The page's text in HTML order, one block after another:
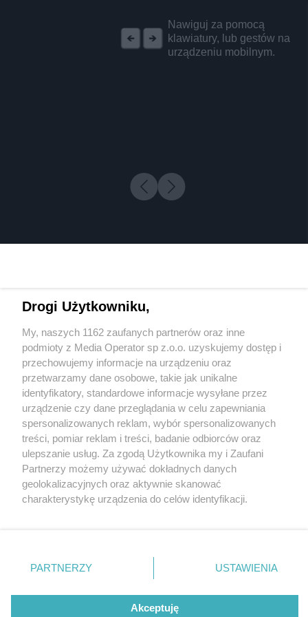
Nawiguj za pomocą
klawiatury, lub gestów na
urządzeniu mobilnym.
4 / 0
Wydawca mediów lokalnych
Nie zapomnij
zapoznać się z:
polityką prywatności
Twojemiasto
Piekary Śląskie
Chorzów
Tarnowskie Góry
Gliwice
Skontakuj sięz nami
Kontakt
Redakcja
Newsletter
Drogi Użytkowniku,
My, naszych 1162 zaufanych partnerów oraz inne
podmioty z Media Operator sp z.o.o. uzyskujemy dostęp i
przechowujemy informacje na urządzeniu oraz
przetwarzamy dane osobowe, takie jak unikalne
identyfikatory, standardowe informacje wysyłane przez
urządzenie czy dane przeglądania w celu zapewniania
spersonalizowanych reklam, wybór spersonalizowanych
treści, pomiar reklam i treści, badanie odbiorców oraz
ulepszanie usług. Za zgodą Użytkownika my i Zaufani
Partnerzy możemy używać dokładnych danych
geolokalizacyjnych oraz aktywnie skanować
charakterystykę urządzenia do celów identyfikacji.
zmienić/wycofać klikając przycisk ustawień prywatności
znajdujący się w lewym dolnym rogu strony
rodzaje przetwarzania danych nie wymagają zgody
użytkownika, ale masz prawo sprzeciwić się takiemu
PARTNERZY USTAWIENIA
Akceptuję